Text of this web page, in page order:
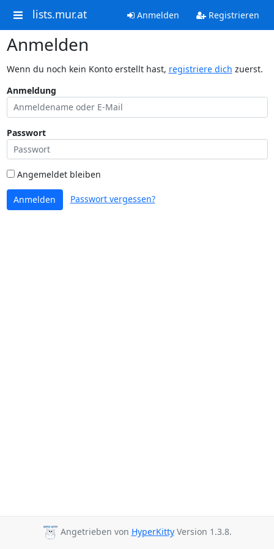
lists.mur.at Anmelden Registrieren
Anmelden
Wenn du noch kein Konto erstellt hast, registriere dich zuerst.
Anmeldung
Passwort
Angemeldet bleiben
Anmelden Passwort vergessen?
Angetrieben von HyperKittyVersion 1.3.8.